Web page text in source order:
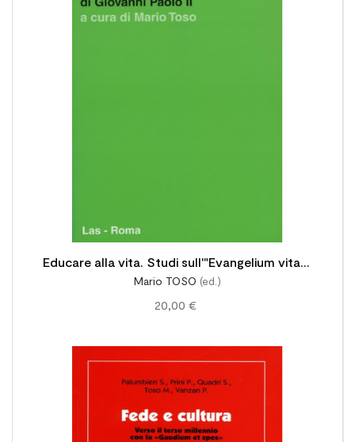
Educare alla vita. Studi sull'"Evangelium vitae"
di Giovanni Paolo II
Mario TOSO (ed.)
20,00 €